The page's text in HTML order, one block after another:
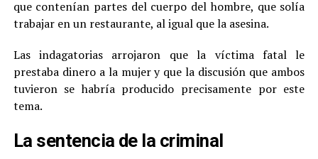
que contenían partes del cuerpo del hombre, que solía
trabajar en un restaurante, al igual que la asesina.
Las indagatorias arrojaron que la víctima fatal le
prestaba dinero a la mujer y que la discusión que ambos
tuvieron se habría producido precisamente por este
tema.
La sentencia de la criminal